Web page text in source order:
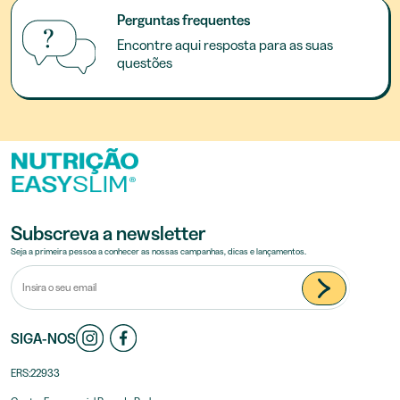
Perguntas frequentes
Encontre aqui resposta para as suas
questões
Subscreva a newsletter
Seja a primeira pessoa a conhecer as nossas campanhas, dicas e lançamentos.
SIGA-NOS
ERS:22933